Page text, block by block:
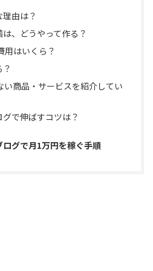
由は？
、どうやって作る？
はいくら？
商品・サービスを紹介してい
で伸ばすコツは？
ログで月1万円を稼ぐ手順